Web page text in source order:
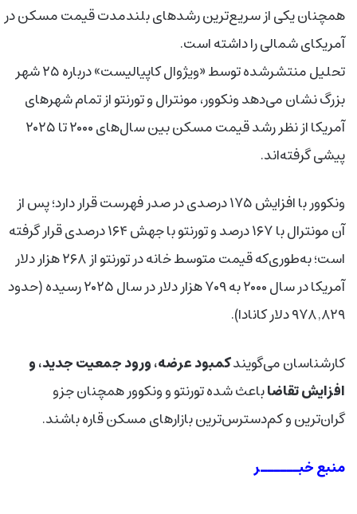
همچنان یکی از سریع‌ترین رشدهای بلندمدت قیمت مسکن در
آمریکای شمالی را داشته است.
تحلیل منتشرشده توسط «ویژوال کاپیالیست» درباره ۲۵ شهر
بزرگ نشان می‌دهد ونکوور، مونترال و تورنتو از تمام شهرهای
آمریکا از نظر رشد قیمت مسکن بین سال‌های ۲۰۰۰ تا ۲۰۲۵
پیشی گرفته‌اند.
ونکوور با افزایش ۱۷۵ درصدی در صدر فهرست قرار دارد؛ پس از
آن مونترال با ۱۶۷ درصد و تورنتو با جهش ۱۶۴ درصدی قرار گرفته
است؛ به‌طوری‌که قیمت متوسط خانه در تورنتو از ۲۶۸ هزار دلار
آمریکا در سال ۲۰۰۰ به ۷۰۹ هزار دلار در سال ۲۰۲۵ رسیده (حدود
۹۷۸٬۸۲۹ دلار کانادا).
کارشناسان می‌گویندکمبود عرضه، ورود جمعیت جدید، و
افزایش تقاضاباعث شده تورنتو و ونکوور همچنان جزو
گران‌ترین و کم‌دسترس‌ترین بازارهای مسکن قاره باشند.
منبع خبــــــر